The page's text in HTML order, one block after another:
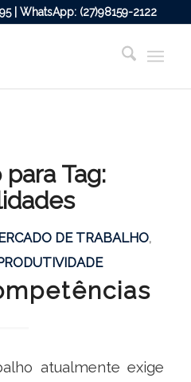
| WhatsApp: (27)98159-2122
Tag:
DE TRABALHO,
atualmente exige